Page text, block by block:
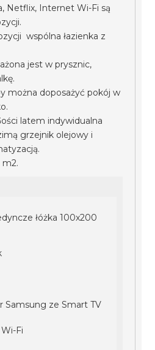
Netflix, Internet Wi-Fi są
wspólna łazienka z
jest w prysznic,
można doposażyć pokój w
latem indywidualna
grzejnik olejowy i
m2.
łóżka 100x200
Samsung ze Smart TV
Fi